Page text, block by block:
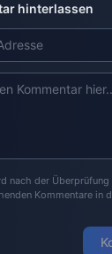
hinterlassen
nach der
Kommentare in